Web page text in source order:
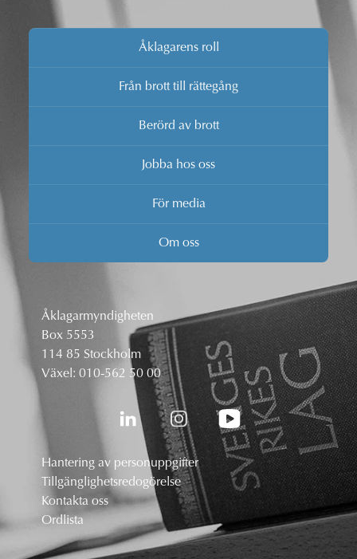
Åklagarens roll
Från brott till rättegång
Berörd av brott
Jobba hos oss
För media
Om oss
Åklagarmyndigheten
Box 5553
114 85 Stockholm
Växel: 010-562 50 00
Hantering av personuppgifter
Tillgänglighetsredogörelse
Kontakta oss
Ordlista